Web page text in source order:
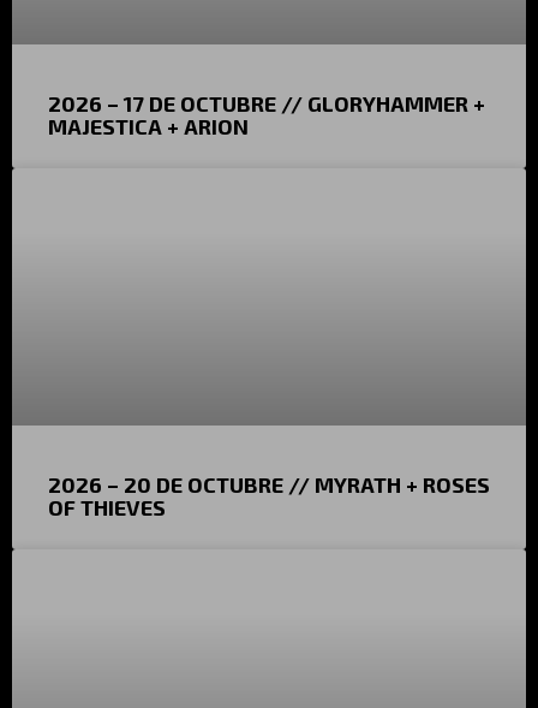
2026 – 17 DE OCTUBRE // GLORYHAMMER +
MAJESTICA + ARION
2026 – 20 DE OCTUBRE // MYRATH + ROSES
OF THIEVES